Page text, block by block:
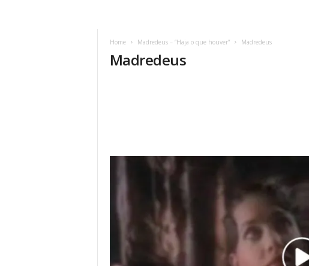
Home Madredeus – “Haja o que houver” Madredeus
Madredeus